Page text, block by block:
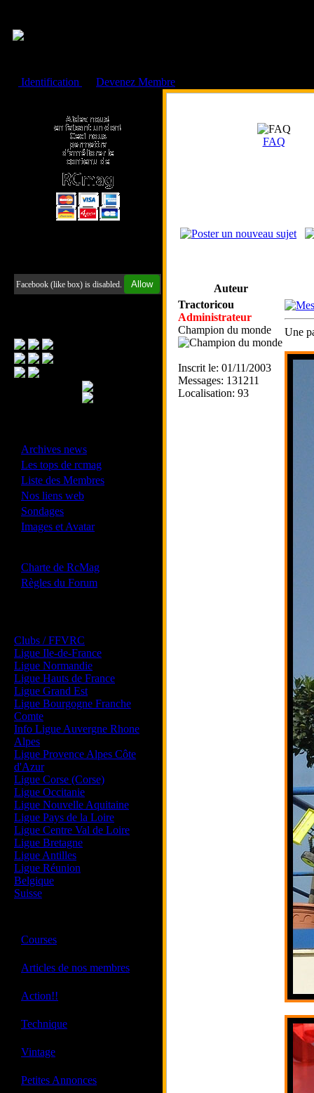
Identification
Devenez Membre
Facebook (like box) is disabled. Allow
Archives news
Les tops de rcmag
Liste des Membres
Nos liens web
Sondages
Images et Avatar
Charte de RcMag
Règles du Forum
Clubs / FFVRC
Ligue Ile-de-France
Ligue Normandie
Ligue Hauts de France
Ligue Grand Est
Ligue Bourgogne Franche
Comte
Info Ligue Auvergne Rhone
Alpes
Ligue Provence Alpes Côte
d'Azur
Ligue Corse (Corse)
Ligue Occitanie
Ligue Nouvelle Aquitaine
Ligue Pays de la Loire
Ligue Centre Val de Loire
Ligue Bretagne
Ligue Antilles
Ligue Réunion
Belgique
Suisse
Courses
Articles de nos membres
Action!!
Technique
Vintage
Petites Annonces
FAQ
Auteur
Tractoricou
Administrateur
Champion du monde
Inscrit le: 01/11/2003
Messages: 131211
Localisation: 93
Une